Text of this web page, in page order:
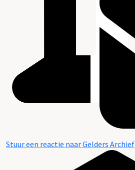
Stuur een reactie naar Gelders Archief